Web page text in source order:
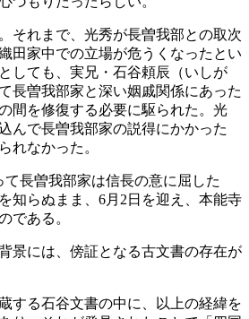
それまで、光秀が長曽我部との取次
田家中での立場が危うくなったとい
しても、実兄・石谷頼辰（いしが
長曽我部家と深い姻戚関係にあった
間を修復する必要に駆られた。光
んで長曽我部家の説得にかかった
れなかった。
て長曽我部家は信長の意に屈した
知らぬまま、6月2日を迎え、本能寺
である。
景には、傍証となる古文書の存在が
する石谷文書の中に、以上の経緯を